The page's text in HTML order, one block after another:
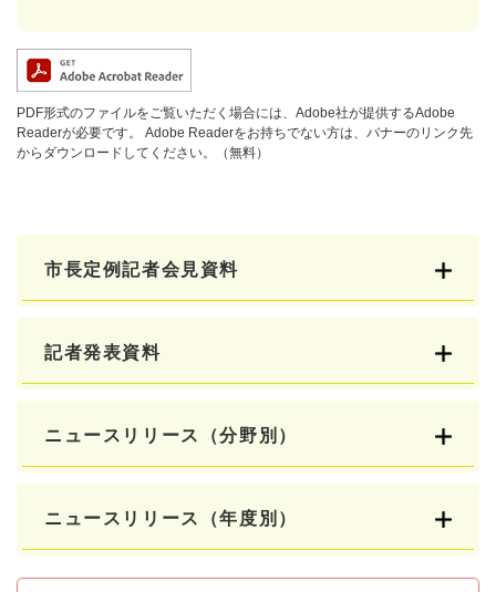
PDF形式のファイルをご覧いただく場合には、Adobe社が提供するAdobe
Readerが必要です。
Adobe Readerをお持ちでない方は、バナーのリンク先
からダウンロードしてください。（無料）
市長定例記者会見資料
記者発表資料
ニュースリリース（分野別）
ニュースリリース（年度別）